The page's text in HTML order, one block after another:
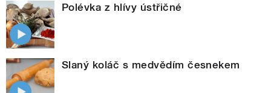
Polévka z hlívy ústřičné
Slaný koláč s medvědím česnekem